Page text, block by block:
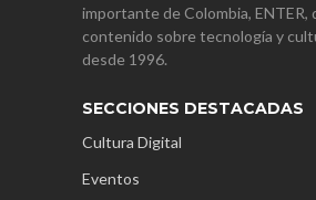
importante de Colombia, ENTER,
contenido sobre tecnología y
desde 1996.
SECCIONES DESTACADAS
Cultura Digital
Eventos